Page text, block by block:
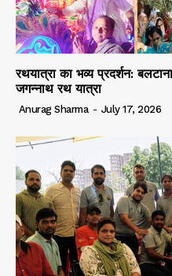
रथयात्रा का भव्य प्रदर्शन:
जगन्नाथ रथ यात्रा
Anurag Sharma - July 17, 2026